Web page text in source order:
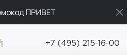
ПРИВЕТ
доставка от 5 000₽
+7 (495) 215-16-00